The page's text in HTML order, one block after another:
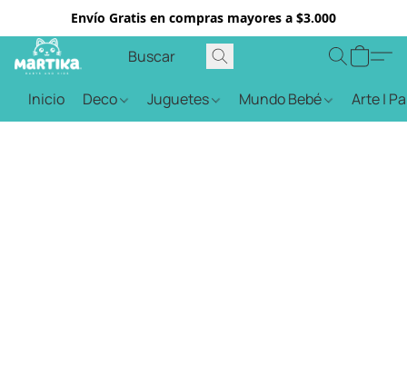
Envío Gratis en compras mayores a $3.000
Inicio Deco Juguetes Mundo Bebé Arte |